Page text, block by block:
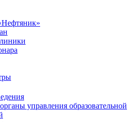
управления образовательной